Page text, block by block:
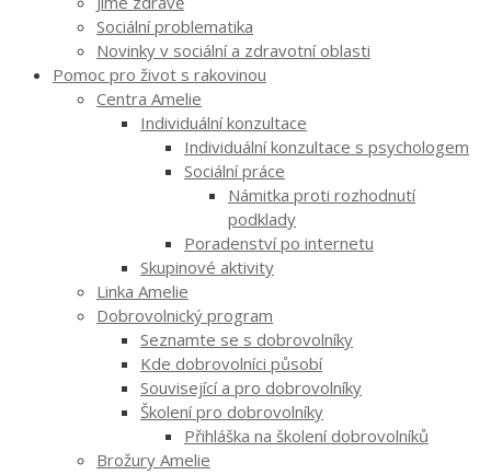
Sociální problematika
Novinky v sociální a zdravotní oblasti
Pomoc pro život s rakovinou
Centra Amelie
Individuální konzultace
Individuální konzultace s psychologem
Sociální práce
Námitka proti rozhodnutí
podklady
Poradenství po internetu
Skupinové aktivity
Linka Amelie
Dobrovolnický program
Seznamte se s dobrovolníky
Kde dobrovolníci působí
Související a pro dobrovolníky
Školení pro dobrovolníky
Přihláška na školení dobrovolníků
Brožury Amelie